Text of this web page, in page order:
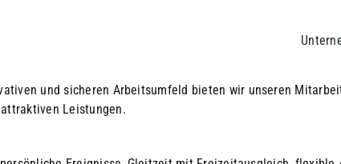
und sicheren Arbeitsumfeld bieten wir unseren
Leistungen.